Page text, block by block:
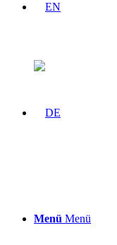
Menü Menü